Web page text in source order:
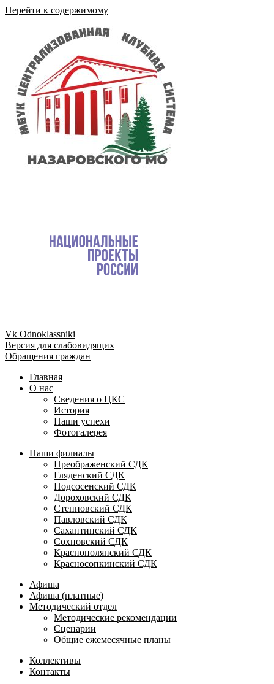
Перейти к содержимому
Vk Odnoklassniki
Версия для слабовидящих
Обращения граждан
Главная
О нас
Сведения о ЦКС
История
Наши успехи
Фотогалерея
Наши филиалы
Преображенский СДК
Гляденский СДК
Подсосенский СДК
Дороховский СДК
Степновский СДК
Павловский СДК
Сахаптинский СДК
Сохновский СДК
Краснополянский СДК
Красносопкинский СДК
Афиша
Афиша (платные)
Методический отдел
Методические рекомендации
Сценарии
Общие ежемесячные планы
Коллективы
Контакты